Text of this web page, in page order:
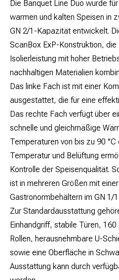
Die Banquet Line Duo wurde
warmen und kalten Speisen in
GN 2/1-Kapazität entwickelt.
ScanBox ExP-Konstruktion,
Isolierleistung mit hoher
nachhaltigen Materialien
Das linke Fach ist mit einer
ausgestattet, die für eine
Das rechte Fach verfügt über
schnelle und gleichmäßige
Temperaturen von bis zu 90
Temperatur und Belüftung
Kontrolle der Speisenqualität.
ist in mehreren Größen mit
Gastronormbehältern im GN 1/
Zur Standardausstattung
Einhandgriff, stabile Türen,
Rollen, herausnehmbare U-
sowie eine Oberfläche in
Ausstattung kann durch